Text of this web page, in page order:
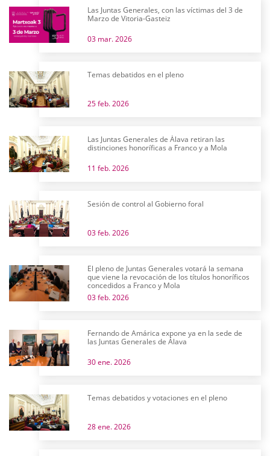
Las Juntas Generales, con las víctimas del 3 de
Marzo de Vitoria-Gasteiz
03 mar. 2026
Temas debatidos en el pleno
25 feb. 2026
Las Juntas Generales de Álava retiran las
distinciones honoríficas a Franco y a Mola
11 feb. 2026
Sesión de control al Gobierno foral
03 feb. 2026
El pleno de Juntas Generales votará la semana
que viene la revocación de los títulos honoríficos
concedidos a Franco y Mola
03 feb. 2026
Fernando de Amárica expone ya en la sede de
las Juntas Generales de Álava
30 ene. 2026
Temas debatidos y votaciones en el pleno
28 ene. 2026